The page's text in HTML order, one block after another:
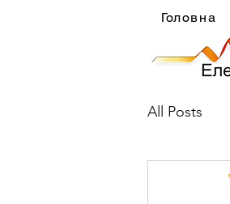
Головна
All Posts